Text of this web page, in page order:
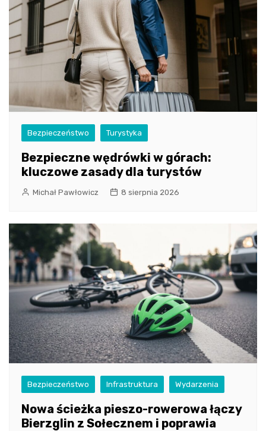
Bezpieczeństwo Turystyka
Bezpieczne wędrówki w górach:
kluczowe zasady dla turystów
Michał Pawłowicz 8 sierpnia 2026
Bezpieczeństwo Infrastruktura Wydarzenia
Nowa ścieżka pieszo-rowerowa łączy
Bierzglin z Sołecznem i poprawia